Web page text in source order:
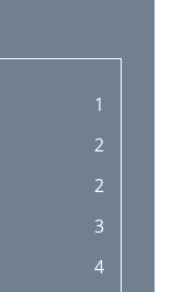
1
2
2
3
4